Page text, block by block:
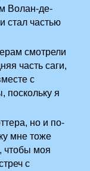
Волан-де-
стал частью
смотрели
часть саги,
с
поскольку я
но и по-
мне тоже
чтобы моя
с